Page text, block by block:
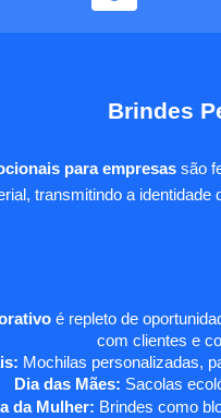
Brindes
para empresassão
transmitindo a
é repleto de
com clientes e
Mochilas personalizadas,
Dia das Mães: Sacolas
da Mulher: Brindes como